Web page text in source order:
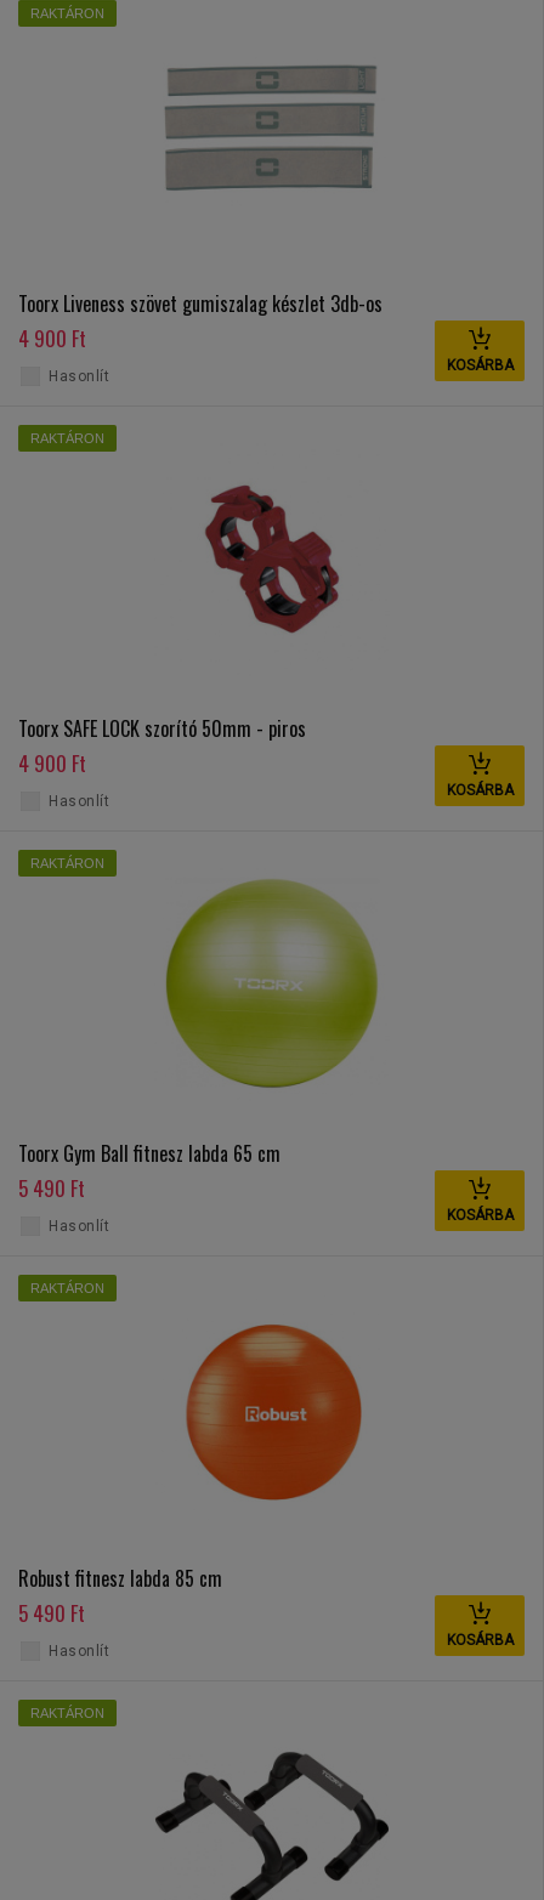
RAKTÁRON
Toorx Liveness szövet gumiszalag készlet 3db-os
4 900 Ft
KOSÁRBA
Hasonlít
RAKTÁRON
Toorx SAFE LOCK szorító 50mm - piros
4 900 Ft
KOSÁRBA
Hasonlít
RAKTÁRON
Toorx Gym Ball fitnesz labda 65 cm
5 490 Ft
KOSÁRBA
Hasonlít
RAKTÁRON
Robust fitnesz labda 85 cm
5 490 Ft
KOSÁRBA
Hasonlít
RAKTÁRON